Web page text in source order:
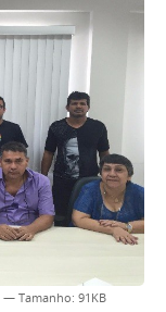
— Tamanho: 91KB